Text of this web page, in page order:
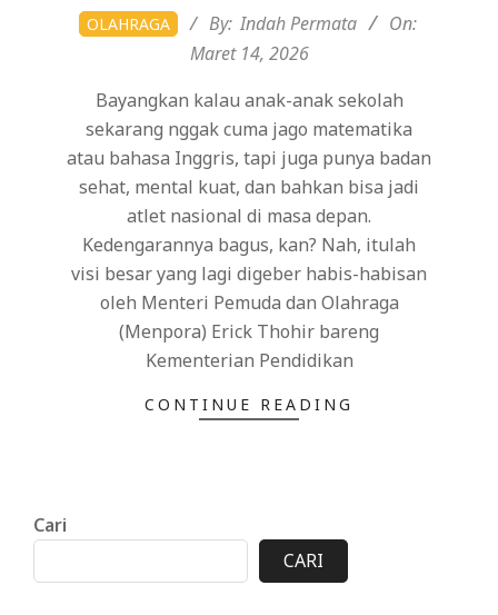
2026-
03-
OLAHRAGA By: Indah Permata
On:
Maret 14, 2026
Bayangkan kalau anak-anak sekolah
sekarang nggak cuma jago matematika
atau bahasa Inggris, tapi juga punya badan
sehat, mental kuat, dan bahkan bisa jadi
atlet nasional di masa depan.
Kedengarannya bagus, kan? Nah, itulah
visi besar yang lagi digeber habis-habisan
oleh Menteri Pemuda dan Olahraga
(Menpora) Erick Thohir bareng
Kementerian Pendidikan
CONTINUE READING
Cari
CARI